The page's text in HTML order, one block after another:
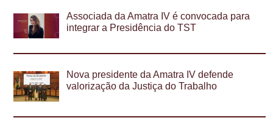
Associada da Amatra IV é convocada para
integrar a Presidência do TST
Nova presidente da Amatra IV defende
valorização da Justiça do Trabalho